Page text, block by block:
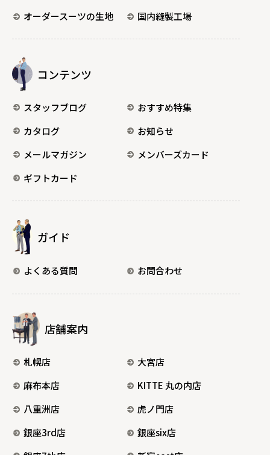
オーダースーツの生地
国内縫製工場
コンテンツ
スタッフブログ
おすすめ特集
カタログ
お知らせ
メールマガジン
メンバーズカード
ギフトカード
ガイド
よくある質問 お問合わせ
店舗案内
札幌店
大宮店
麻布本店
KITTE 丸の内店
八重洲店
虎ノ門店
銀座3rd店
銀座six店